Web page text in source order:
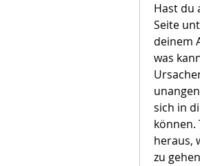
Hast du
Seite
deinem
was
sich in
können.
heraus,
zu